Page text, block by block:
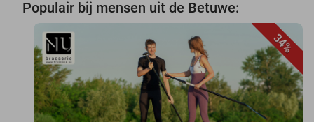
Populair bij mensen uit de Betuwe:
34%